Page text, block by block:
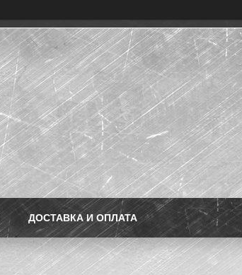
ДОСТАВКА И ОПЛАТА